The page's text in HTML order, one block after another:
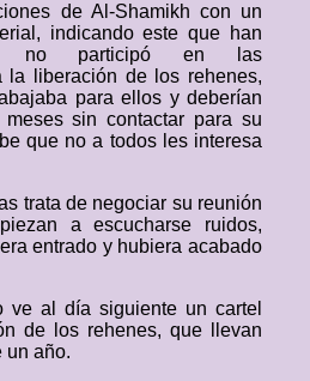
de Al-Shamikh con un
indicando este que han
no participó en las
la liberación de los rehenes,
para ellos y deberían
sin contactar para su
que no a todos les interesa
trata de negociar su reunión
a escucharse ruidos,
entrado y hubiera acabado
ve al día siguiente un cartel
de los rehenes, que llevan
un año.